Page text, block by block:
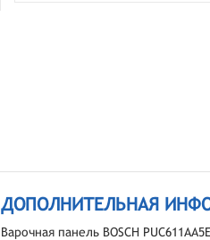
ДОПОЛНИТЕЛЬНАЯ
Варочная панель BOSCH